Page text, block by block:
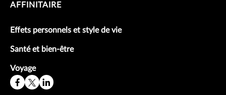
AFFINITAIRE
Effets personnels et style de vie
Santé et bien-être
Voyage